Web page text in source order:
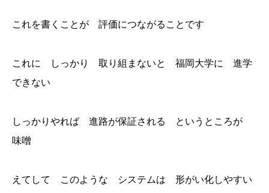
これを書くことが 評価につながることです
これに しっかり 取り組まないと 福岡大学に 進学
できない
しっかりやれば 進路が保証される というところが
味噌
えてして このような システムは 形がい化しやすい